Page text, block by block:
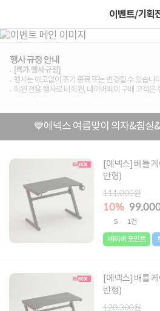
이벤트/기획
행사 규정 안내
[특가 행사 규정]
행사는 예고없이 조기 종료 또는 변경될 수 있습니
회원 전용 행사로 비회원, 네이버페이 구매 고객은
💙에넥스 여름맞이 의자&침실
[에넥스] 배틀
반형)
111,000원
10%
5 1건
네이버 포인트
[에넥스] 배틀
반형)
120,300원